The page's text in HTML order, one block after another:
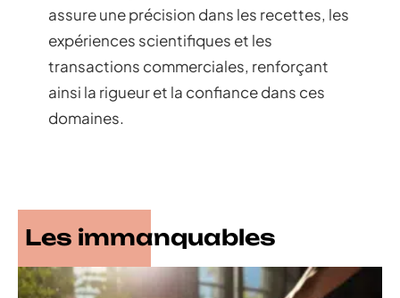
assure une précision dans les recettes, les
expériences scientifiques et les
transactions commerciales, renforçant
ainsi la rigueur et la confiance dans ces
domaines.
Les immanquables